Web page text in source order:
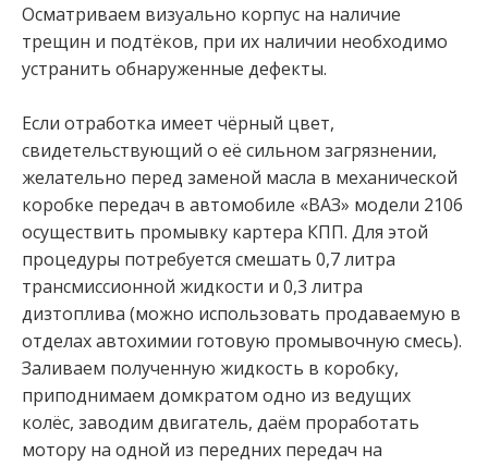
Осматриваем визуально корпус на наличие
трещин и подтёков, при их наличии необходимо
устранить обнаруженные дефекты.
Если отработка имеет чёрный цвет,
свидетельствующий о её сильном загрязнении,
желательно перед заменой масла в механической
коробке передач в автомобиле «ВАЗ» модели 2106
осуществить промывку картера КПП. Для этой
процедуры потребуется смешать 0,7 литра
трансмиссионной жидкости и 0,3 литра
дизтоплива (можно использовать продаваемую в
отделах автохимии готовую промывочную смесь).
Заливаем полученную жидкость в коробку,
приподнимаем домкратом одно из ведущих
колёс, заводим двигатель, даём проработать
мотору на одной из передних передач на